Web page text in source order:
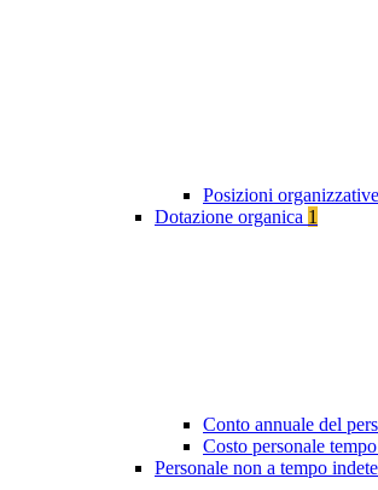
Posizioni organizzative
Dotazione organica 1
Conto annuale del
Costo personale
Personale non a tempo